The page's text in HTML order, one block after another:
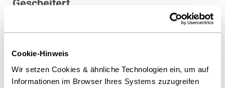
Cookie-Hinweis
Wir setzen Cookies & ähnliche Technologien ein, um auf
Informationen im Browser Ihres Systems zuzugreifen
Gescheitert
Gewinnspanne. Solange ein Bieter selbst mit Gewinn
kalkuliert, kann er bei gleicher Kostenstruktur
unterboten werden – schlicht dadurch, dass ein